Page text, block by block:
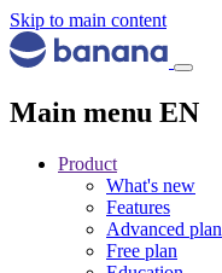
Skip to main content
Main menu EN
Product
What's new
Features
Advanced plan
Free plan